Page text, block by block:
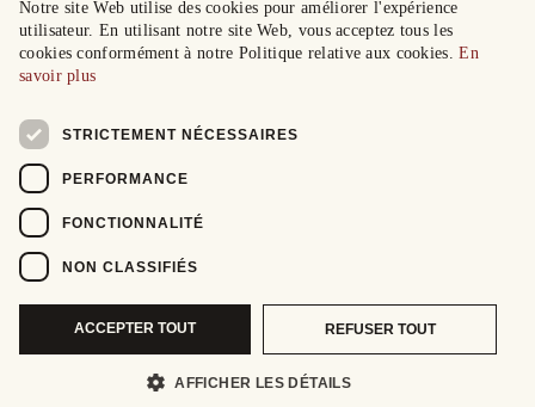
Notre site Web utilise des cookies pour améliorer l'expérience
utilisateur. En utilisant notre site Web, vous acceptez tous les
cookies conformément à notre Politique relative aux cookies.En
savoir plus
STRICTEMENT NÉCESSAIRES
PERFORMANCE
FONCTIONNALITÉ
NON CLASSIFIÉS
ACCEPTER TOUT REFUSER TOUT
AFFICHER LES DÉTAILS